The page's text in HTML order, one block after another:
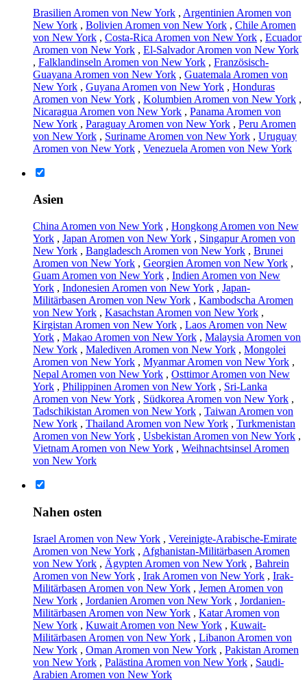
Brasilien Aromen von New York , Argentinien Aromen von
New York , Bolivien Aromen von New York , Chile Aromen
von New York , Costa-Rica Aromen von New York , Ecuador
Aromen von New York , El-Salvador Aromen von New York
, Falklandinseln Aromen von New York , Französisch-
Guayana Aromen von New York , Guatemala Aromen von
New York , Guyana Aromen von New York , Honduras
Aromen von New York , Kolumbien Aromen von New York ,
Nicaragua Aromen von New York , Panama Aromen von
New York , Paraguay Aromen von New York , Peru Aromen
von New York , Suriname Aromen von New York , Uruguay
Aromen von New York , Venezuela Aromen von New York
Asien
China Aromen von New York , Hongkong Aromen von New
York , Japan Aromen von New York , Singapur Aromen von
New York , Bangladesch Aromen von New York , Brunei
Aromen von New York , Georgien Aromen von New York ,
Guam Aromen von New York , Indien Aromen von New
York , Indonesien Aromen von New York , Japan-
Militärbasen Aromen von New York , Kambodscha Aromen
von New York , Kasachstan Aromen von New York ,
Kirgistan Aromen von New York , Laos Aromen von New
York , Makao Aromen von New York , Malaysia Aromen von
New York , Malediven Aromen von New York , Mongolei
Aromen von New York , Myanmar Aromen von New York ,
Nepal Aromen von New York , Osttimor Aromen von New
York , Philippinen Aromen von New York , Sri-Lanka
Aromen von New York , Südkorea Aromen von New York ,
Tadschikistan Aromen von New York , Taiwan Aromen von
New York , Thailand Aromen von New York , Turkmenistan
Aromen von New York , Usbekistan Aromen von New York ,
Vietnam Aromen von New York , Weihnachtsinsel Aromen
von New York
Nahen osten
Israel Aromen von New York , Vereinigte-Arabische-Emirate
Aromen von New York , Afghanistan-Militärbasen Aromen
von New York , Ägypten Aromen von New York , Bahrein
Aromen von New York , Irak Aromen von New York , Irak-
Militärbasen Aromen von New York , Jemen Aromen von
New York , Jordanien Aromen von New York , Jordanien-
Militärbasen Aromen von New York , Katar Aromen von
New York , Kuwait Aromen von New York , Kuwait-
Militärbasen Aromen von New York , Libanon Aromen von
New York , Oman Aromen von New York , Pakistan Aromen
von New York , Palästina Aromen von New York , Saudi-
Arabien Aromen von New York